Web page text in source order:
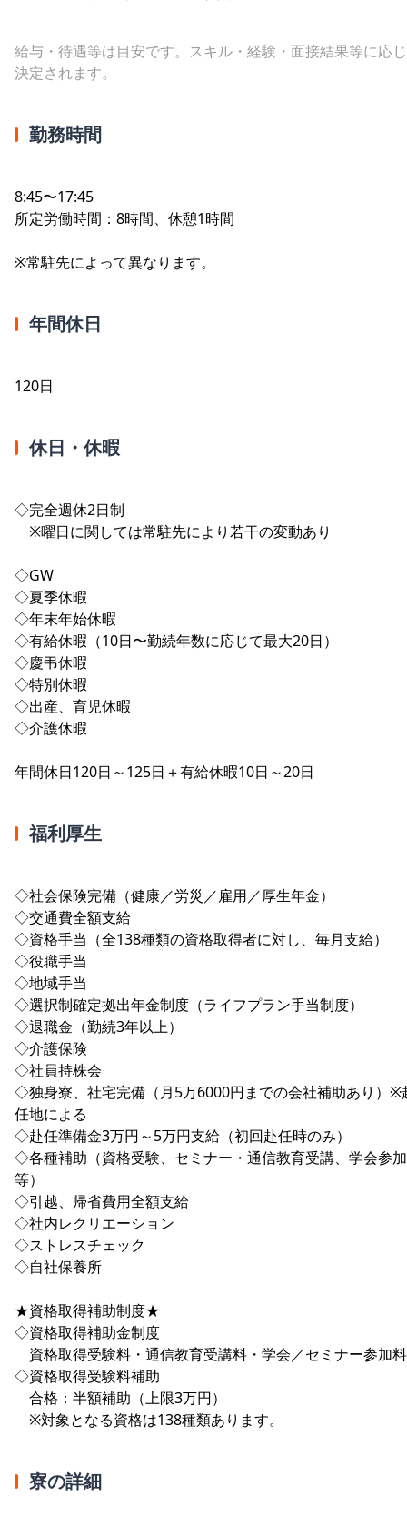
給与・待遇等は目安です。スキル・経験・面接結果等に応
決定されます。
勤務時間
8:45〜17:45
所定労働時間：8時間、休憩1時間
※常駐先によって異なります。
年間休日
120日
休日・休暇
◇完全週休2日制
※曜日に関しては常駐先により若干の変動あり
◇GW
◇夏季休暇
◇年末年始休暇
◇有給休暇（10日〜勤続年数に応じて最大20日）
◇慶弔休暇
◇特別休暇
◇出産、育児休暇
◇介護休暇
年間休日120日～125日＋有給休暇10日～20日
福利厚生
◇社会保険完備（健康／労災／雇用／厚生年金）
◇交通費全額支給
◇資格手当（全138種類の資格取得者に対し、毎月支給）
◇役職手当
◇地域手当
◇選択制確定拠出年金制度（ライフプラン手当制度）
◇退職金（勤続3年以上）
◇介護保険
◇社員持株会
◇独身寮、社宅完備（月5万6000円までの会社補助あり）※
任地による
◇赴任準備金3万円～5万円支給（初回赴任時のみ）
◇各種補助（資格受験、セミナー・通信教育受講、学会参加
等）
◇引越、帰省費用全額支給
◇社内レクリエーション
◇ストレスチェック
◇自社保養所
★資格取得補助制度★
◇資格取得補助金制度
資格取得受験料・通信教育受講料・学会／セミナー参加料
◇資格取得受験料補助
合格：半額補助（上限3万円）
※対象となる資格は138種類あります。
寮の詳細